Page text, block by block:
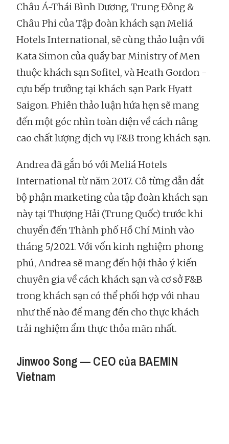
Châu Á-Thái Bình Dương, Trung Đông &
Châu Phi của Tập đoàn khách sạn Meliá
Hotels International, sẽ cùng thảo luận với
Kata Simon của quầy bar Ministry of Men
thuộc khách sạn Sofitel, và Heath Gordon -
cựu bếp trưởng tại khách sạn Park Hyatt
Saigon. Phiên thảo luận hứa hẹn sẽ mang
đến một góc nhìn toàn diện về cách nâng
cao chất lượng dịch vụ F&B trong khách sạn.
Andrea đã gắn bó với Meliá Hotels
International từ năm 2017. Cô từng dẫn dắt
bộ phận marketing của tập đoàn khách sạn
này tại Thượng Hải (Trung Quốc) trước khi
chuyển đến Thành phố Hồ Chí Minh vào
tháng 5/2021. Với vốn kinh nghiệm phong
phú, Andrea sẽ mang đến hội thảo ý kiến
chuyên gia về cách khách sạn và cơ sở F&B
trong khách sạn có thể phối hợp với nhau
như thế nào để mang đến cho thực khách
trải nghiệm ẩm thực thỏa mãn nhất.
Jinwoo Song — CEO của BAEMIN
Vietnam